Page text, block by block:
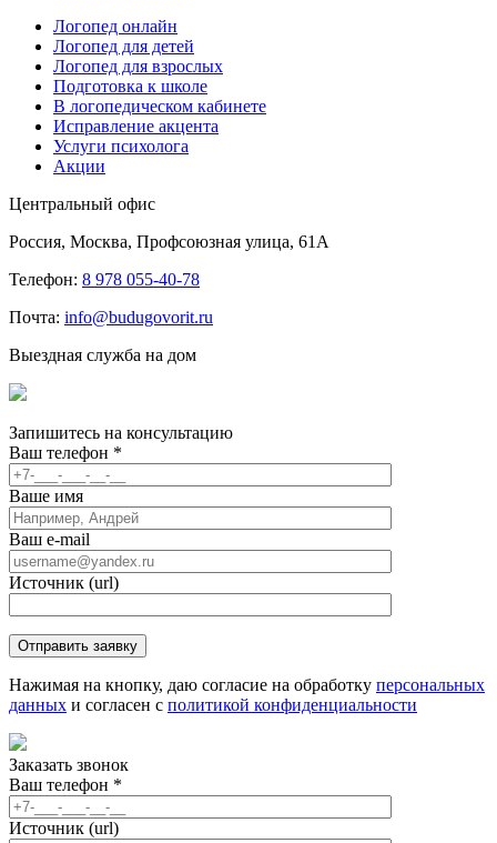
Логопед онлайн
Логопед для детей
Логопед для взрослых
Подготовка к школе
В логопедическом кабинете
Исправление акцента
Услуги психолога
Акции
Центральный офис
Россия, Москва, Профсоюзная улица, 61А
Телефон: 8 978 055-40-78
Почта: info@budugovorit.ru
Выездная служба на дом
Запишитесь на консультацию
Ваш телефон *
Ваше имя
Ваш e-mail
Источник (url)
Нажимая на кнопку, даю согласие на обработку персональных
данных и согласен с политикой конфиденциальности
Заказать звонок
Ваш телефон *
Источник (url)